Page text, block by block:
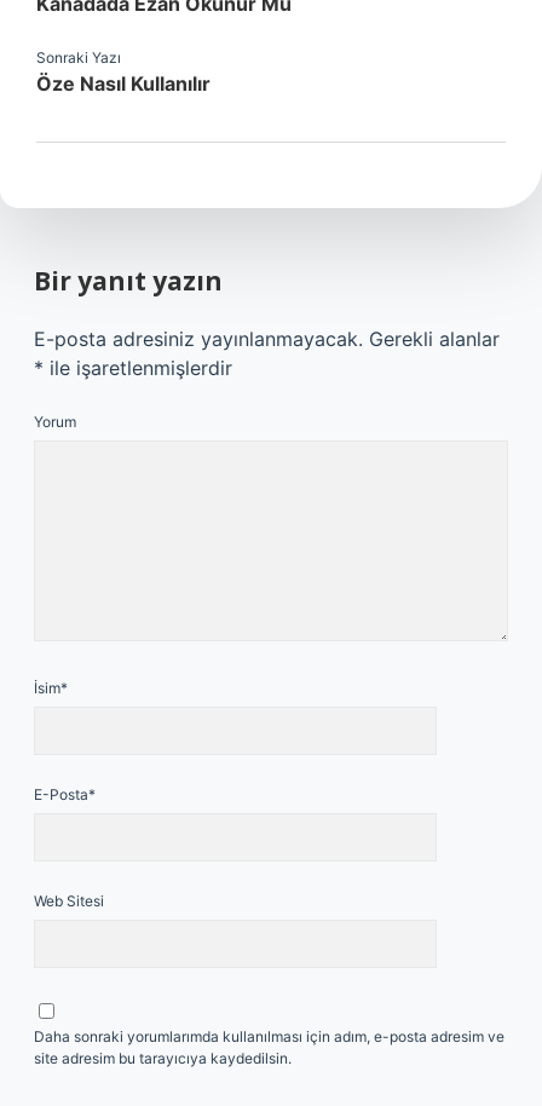
Sonraki Yazı
Öze Nasıl Kullanılır
Bir yanıt yazın
E-posta adresiniz yayınlanmayacak. Gerekli alanlar
* ile işaretlenmişlerdir
Yorum
İsim*
E-Posta*
Web Sitesi
Daha sonraki yorumlarımda kullanılması için adım, e-posta adresim ve
site adresim bu tarayıcıya kaydedilsin.